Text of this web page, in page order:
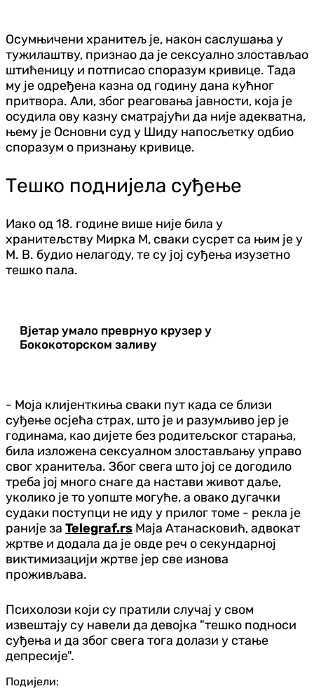
Осумњичени хранитељ је, након саслушања у
тужилаштву, признао да је сексуално злостављао
штићеницу и потписао споразум кривице. Тада
му је одређена казна од годину дана кућног
притвора. Али, због реаговања јавности, која је
осудила ову казну сматрајући да није адекватна,
њему је Основни суд у Шиду напосљетку одбио
споразум о признању кривице.
Тешко поднијела суђење
Иако од 18. године више није била у
хранитељству Мирка М, сваки сусрет са њим је у
М. В. будио нелагоду, те су јој суђења изузетно
тешко пала.
Вјетар умало преврнуо крузер у
Бококоторском заливу
- Моја клијенткиња сваки пут када се близи
суђење осјећа страх, што је и разумљиво јер је
годинама, као дијете без родитељског старања,
била изложена сексуалном злостављању управо
свог хранитеља. Због свега што јој се догодило
треба јој много снаге да настави живот даље,
уколико је то уопште могуће, а овако дугачки
судаки поступци не иду у прилог томе - рекла је
раније за Telegraf.rs Маја Атанасковић, адвокат
жртве и додала да је овде реч о секундарној
виктимизацији жртве јер све изнова
проживљава.
Психолози који су пратили случај у свом
извештају су навели да девојка "тешко подноси
суђења и да због свега тога долази у стање
депресије".
Подијели: